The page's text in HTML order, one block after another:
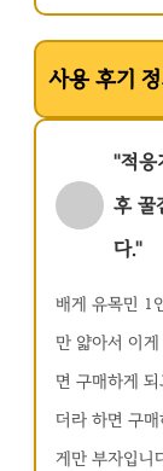
사용 후기
"적응
후 꿀
다."
배게 유목민 1
만 얇아서 이
면 구매하게
더라 하면 구
게만 부자입니